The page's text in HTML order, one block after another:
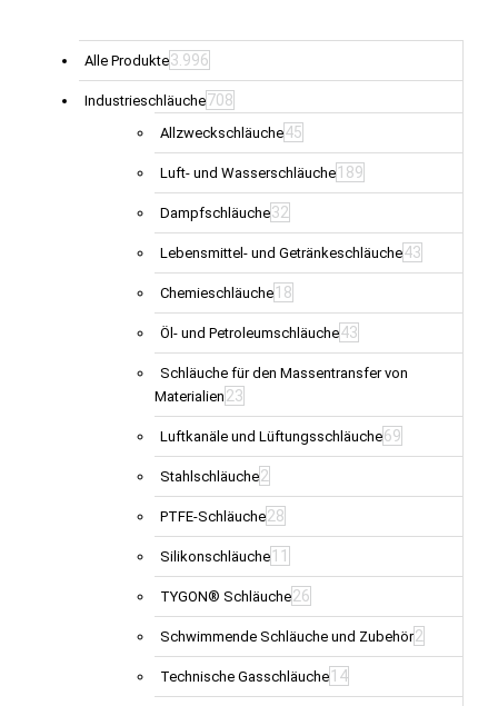
werden
Alle Produkte3.996
Industrieschläuche708
Allzweckschläuche45
Luft- und Wasserschläuche 189
Dampfschläuche32
Lebensmittel- und Getränkeschläuche43
Chemieschläuche 18
Öl- und Petroleumschläuche43
Schläuche für den Massentransfer von
Materialien 23
Luftkanäle und Lüftungsschläuche69
Stahlschläuche2
PTFE-Schläuche28
Silikonschläuche 11
TYGON® Schläuche26
Schwimmende Schläuche und Zubehör2
Technische Gasschläuche 14